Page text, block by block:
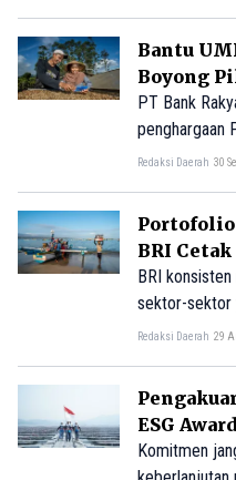
Terdapat
investor
Bantu
Boyong
Index
PT Bank
penghargaan
Katadata
Redaksi Daerah 30
BRI
BRI
sektor-sektor
baik bagi
Redaksi Daerah 29
ESG
Komitmen